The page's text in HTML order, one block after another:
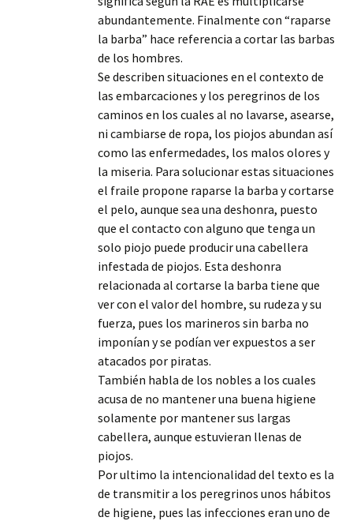
abundantemente. Finalmente con “raparse
la barba” hace referencia a cortar las barbas
de los hombres.
Se describen situaciones en el contexto de
las embarcaciones y los peregrinos de los
caminos en los cuales al no lavarse, asearse,
ni cambiarse de ropa, los piojos abundan así
como las enfermedades, los malos olores y
la miseria. Para solucionar estas situaciones
el fraile propone raparse la barba y cortarse
el pelo, aunque sea una deshonra, puesto
que el contacto con alguno que tenga un
solo piojo puede producir una cabellera
infestada de piojos. Esta deshonra
relacionada al cortarse la barba tiene que
ver con el valor del hombre, su rudeza y su
fuerza, pues los marineros sin barba no
imponían y se podían ver expuestos a ser
atacados por piratas.
También habla de los nobles a los cuales
acusa de no mantener una buena higiene
solamente por mantener sus largas
cabellera, aunque estuvieran llenas de
piojos.
Por ultimo la intencionalidad del texto es la
de transmitir a los peregrinos unos hábitos
de higiene, pues las infecciones eran uno de